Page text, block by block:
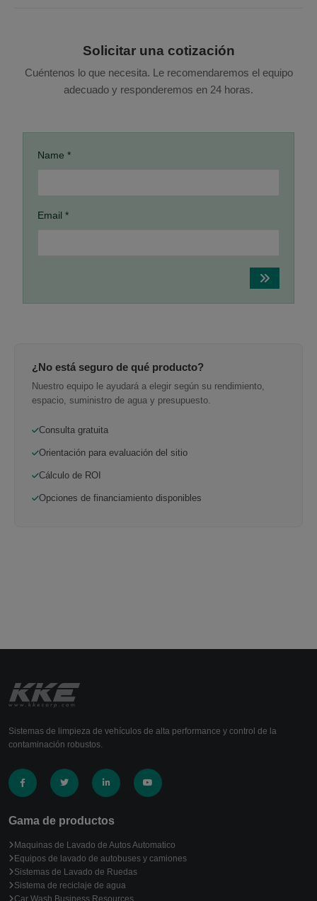
Solicitar una cotización
Cuéntenos lo que necesita. Le recomendaremos el equipo
adecuado y responderemos en 24 horas.
Name *
Email *
¿No está seguro de qué producto?
Nuestro equipo le ayudará a elegir según su rendimiento,
espacio, suministro de agua y presupuesto.
Consulta gratuita
Orientación para evaluación del sitio
Cálculo de ROI
Opciones de financiamiento disponibles
Sistemas de limpieza de vehículos de alta performance y control de la
contaminación robustos.
Gama de productos
Maquinas de Lavado de Autos Automatico
Equipos de lavado de autobuses y camiones
Sistemas de Lavado de Ruedas
Sistema de reciclaje de agua
Car Wash Business Resources